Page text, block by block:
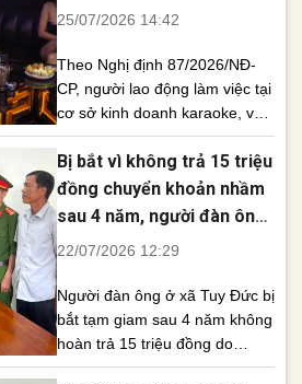
hành chính
25/07/2026 14:42
Theo Nghị định 87/2026/NĐ-
CP, người lao động làm việc tại
cơ sở kinh doanh karaoke, vũ
trường nếu không mặc đúng
trang phục hoặc không đeo
biển tên do người sử dụng lao
động cấp sẽ bị xử phạt hành
cáo. Trong khi đó, chủ cơ sở
Bị bắt vì không trả 15 triệu
đồng chuyển khoản nhầm
sau 4 năm, người đàn ông
đối mặt án hình sự
22/07/2026 12:29
Người đàn ông ở xã Tuy Đức bị
bắt tạm giam sau 4 năm không
hoàn trả 15 triệu đồng do
người khác chuyển khoản